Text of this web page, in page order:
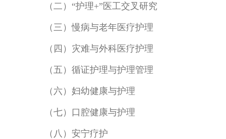
（二）“护理+”医工交叉研究
（三）慢病与老年医疗护理
（四）灾难与外科医疗护理
（五）循证护理与护理管理
（六）妇幼健康与护理
（七）口腔健康与护理
（八）安宁疗护